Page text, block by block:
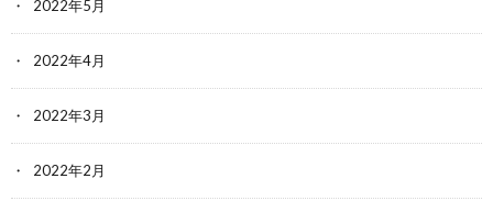
2022年5月
2022年4月
2022年3月
2022年2月